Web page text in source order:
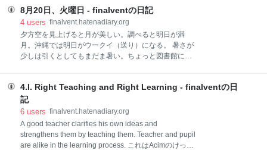
ットアップのような腹
よくわすれるようになった。 実は、この夏、56歳にな
った。昨年、55歳になったときは、かなりがっくり来
たし、体調も悪かったことから、もう人生終わりだな
あと思ったが、今年の夏は、まあ、おおかた、普通に
過ごせた。筋トレがよかったのかもしれない。 筋トレ
た。56歳である。あはは。 若くなれるはずもないし、
そんなことを期待もしてないが、気分だけは、老いて
いく、坂をすべり落ちるような感覚は薄らいでいる。
いや、そうい
8月20日、火曜日 - finalventの日記
4 users finalvent.hatenadiary.org
夕方空を見上げると月が美しい。調べると明日が満
月。沖縄では明日がウークイ（送り）になる。 暑さが
少しは引くとしてもまだま暑い。ちょっと図書館に調
か、特に男性だが公共の場でそれはないだろというあ
られもない格好をしている。ソファータイプの椅子に
だらしなく座っていたり、靴を脱いで蒸れる靴下を突
き出すように足を組んでいたり。ひどいものだった。
というわけで、資料調べをしてそそくさと出る。 昨日
はステッパーをするほどの気力もなかったが、今日は
4.I. Right Teaching and Right Learning - finalventの日
記
6 users finalvent.hatenadiary.org
A good teacher clarifies his own ideas and
strengthens them by teaching them. Teacher and pupil
are alike in the learning process. これはAcimのけっこ